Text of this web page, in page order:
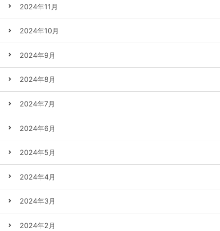
2024年11月
2024年10月
2024年9月
2024年8月
2024年7月
2024年6月
2024年5月
2024年4月
2024年3月
2024年2月